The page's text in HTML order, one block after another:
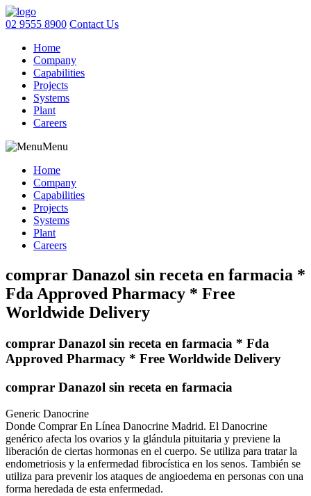
02 9555 8900 Contact Us
Home
Company
Capabilities
Projects
Systems
Plant
Careers
Menu
Home
Company
Capabilities
Projects
Systems
Plant
Careers
comprar Danazol sin receta en farmacia *
Fda Approved Pharmacy * Free
Worldwide Delivery
comprar Danazol sin receta en farmacia * Fda
Approved Pharmacy * Free Worldwide Delivery
comprar Danazol sin receta en farmacia
Generic Danocrine
Donde Comprar En Línea Danocrine Madrid. El Danocrine
genérico afecta los ovarios y la glándula pituitaria y previene la
liberación de ciertas hormonas en el cuerpo. Se utiliza para tratar la
endometriosis y la enfermedad fibrocística en los senos. También se
utiliza para prevenir los ataques de angioedema en personas con una
forma heredada de esta enfermedad.